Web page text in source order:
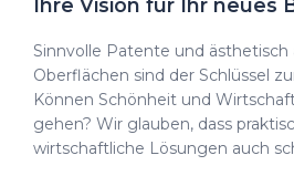
Ihre Vision für Ihr neues
Sinnvolle Patente und ästhetisch
Oberflächen sind der Schlüssel
Können Schönheit und
gehen? Wir glauben, dass
wirtschaftliche Lösungen auch